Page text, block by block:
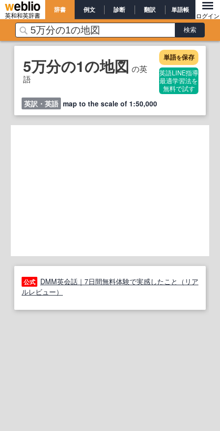
英和和英辞書
辞書 例文 診断 翻訳 単語帳
ログイン
5万分の1の地図 の英
語
単語を保存
英語LINE指導
最適学習法を
無料で試す
英訳・英語 map to the scale of 1:50,000
公式
DMM英会話｜7日間無料体験で実感したこと（リア
ルレビュー）